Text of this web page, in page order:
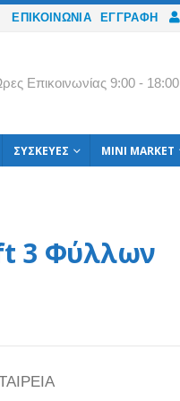
ΕΠΙΚΟΙΝΩΝΙΑ ΕΓΓΡΑΦΉ
Eπικοινωνίας 9:00 - 18:00
ΣΥΣΚΕΥΈΣ MINI MARKET
3 Φύλλων